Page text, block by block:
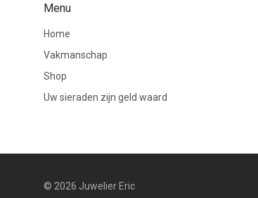
Menu
Home
Vakmanschap
Shop
Uw sieraden zijn geld waard
© 2026 Juwelier Eric